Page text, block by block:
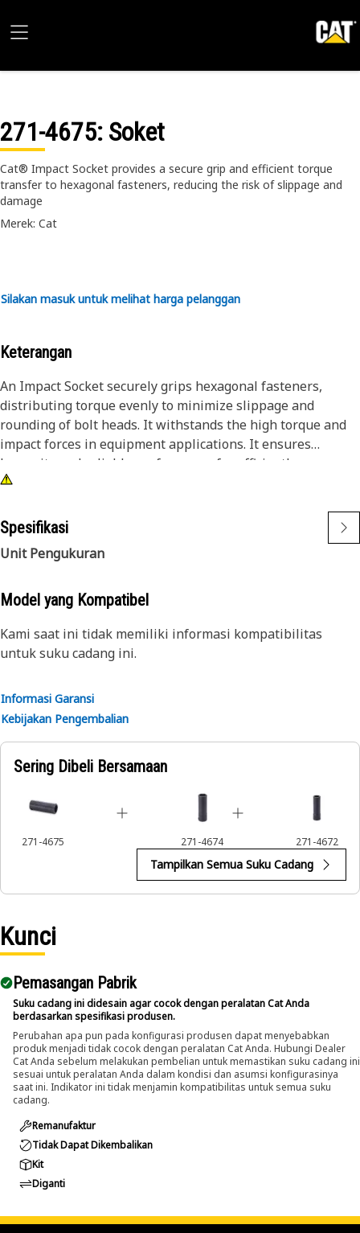
271-4675: Soket
Cat® Impact Socket provides a secure grip and efficient torque
transfer to hexagonal fasteners, reducing the risk of slippage and
damage
Merek: Cat
Silakan masuk untuk melihat harga pelanggan
Keterangan
An Impact Socket securely grips hexagonal fasteners,
distributing torque evenly to minimize slippage and
rounding of bolt heads. It withstands the high torque and
impact forces in equipment applications. It ensures
longevity and reliable performance for efficiently
tightening and loosening bolts and nuts in the equipment,
Attributes:
• 3/8" drive for compatibility with different impact tools.
conditions.
slippage and damage to fasteners.
• Provided with 6-point deep length for secure grip on
• Black oxide finish offers increased resistance to rust and
corrosion.
An Impact Socket is utilized in the assembly areas of the
equipment, for servicing where high torque and accurate fit
are required for disassembly and reassembly.
Spesifikasi
Unit Pengukuran
Model yang Kompatibel
Kami saat ini tidak memiliki informasi kompatibilitas
untuk suku cadang ini.
Informasi Garansi
Kebijakan Pengembalian
Sering Dibeli Bersamaan
271-4675 271-4674 271-4672
Tampilkan Semua Suku Cadang
Kunci
Pemasangan Pabrik
Suku cadang ini didesain agar cocok dengan peralatan Cat Anda
berdasarkan spesifikasi produsen.
Perubahan apa pun pada konfigurasi produsen dapat menyebabkan
produk menjadi tidak cocok dengan peralatan Cat Anda. Hubungi Dealer
Cat Anda sebelum melakukan pembelian untuk memastikan suku cadang ini
sesuai untuk peralatan Anda dalam kondisi dan asumsi konfigurasinya
saat ini. Indikator ini tidak menjamin kompatibilitas untuk semua suku
cadang.
Remanufaktur
Tidak Dapat Dikembalikan
Kit
Diganti